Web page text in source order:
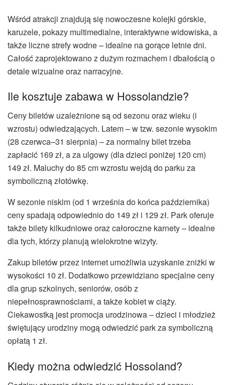
Wśród atrakcji znajdują się nowoczesne kolejki górskie,
karuzele, pokazy multimedialne, interaktywne widowiska, a
także liczne strefy wodne – idealne na gorące letnie dni.
Całość zaprojektowano z dużym rozmachem i dbałością o
detale wizualne oraz narracyjne.
Ile kosztuje zabawa w Hossolandzie?
Ceny biletów uzależnione są od sezonu oraz wieku (i
wzrostu) odwiedzających. Latem – w tzw. sezonie wysokim
(28 czerwca–31 sierpnia) – za normalny bilet trzeba
zapłacić 169 zł, a za ulgowy (dla dzieci poniżej 120 cm)
149 zł. Maluchy do 85 cm wzrostu wejdą do parku za
symboliczną złotówkę.
W sezonie niskim (od 1 września do końca października)
ceny spadają odpowiednio do 149 zł i 129 zł. Park oferuje
także bilety kilkudniowe oraz całoroczne karnety – idealne
dla tych, którzy planują wielokrotne wizyty.
Zakup biletów przez internet umożliwia uzyskanie zniżki w
wysokości 10 zł. Dodatkowo przewidziano specjalne ceny
dla grup szkolnych, seniorów, osób z
niepełnosprawnościami, a także kobiet w ciąży.
Ciekawostką jest promocja urodzinowa – dzieci i młodzież
świętujący urodziny mogą odwiedzić park za symboliczną
opłatą 1 zł.
Kiedy można odwiedzić Hossoland?